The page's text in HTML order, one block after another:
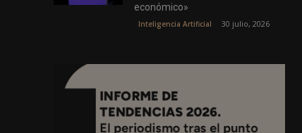
económico»
Inteligencia Artificial 30 julio, 2026